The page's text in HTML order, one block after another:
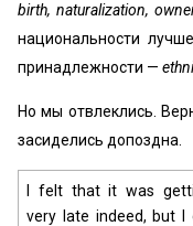
birth, naturalization,
национальности
принадлежности —
Но мы отвлеклись.
засиделись допоздна.
I felt that it was
very late indeed, but I